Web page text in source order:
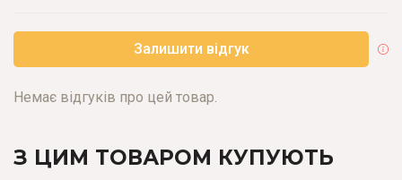
Залишити відгук
Немає відгуків про цей товар.
З ЦИМ ТОВАРОМ КУПУЮТЬ